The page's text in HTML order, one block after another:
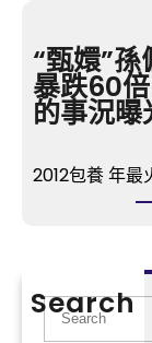
“甄嬛”
暴跌60
的事況曝
2012包養 年最
Search
S
e